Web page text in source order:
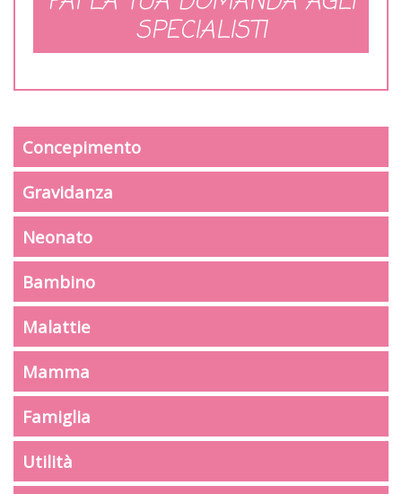
SPECIALISTI
Concepimento
Gravidanza
Neonato
Bambino
Malattie
Mamma
Famiglia
Utilità